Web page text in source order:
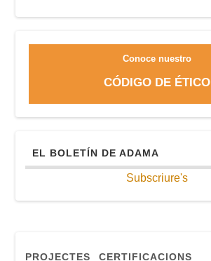
Conoce nuestro
CÓDIGO DE ÉTICO
EL BOLETÍN DE ADAMA
Subscriure's
PROJECTES CERTIFICACIONS